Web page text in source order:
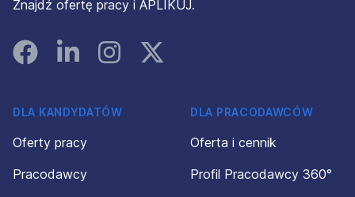
Znajdź ofertę pracy i APLIKUJ.
FacebookLinked InInstagramInstagram
DLA KANDYDATÓW
Oferty pracy
Pracodawcy
DLA PRACODAWCÓW
Oferta i cennik
Profil Pracodawcy 360°